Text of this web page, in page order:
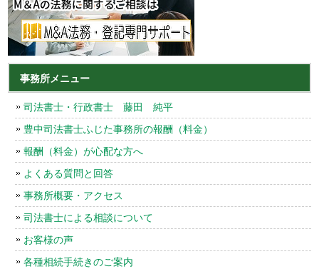
事務所メニュー
司法書士・行政書士 藤田 純平
豊中司法書士ふじた事務所の報酬（料金）
報酬（料金）が心配な方へ
よくある質問と回答
事務所概要・アクセス
司法書士による相談について
お客様の声
各種相続手続きのご案内